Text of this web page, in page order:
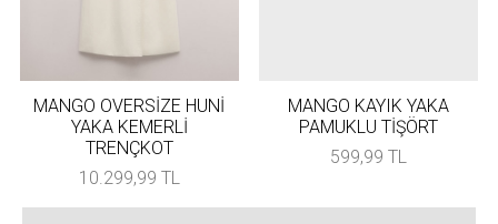
MANGO OVERSİZE HUNİ
YAKA KEMERLİ
TRENÇKOT
10.299,99 TL
MANGO KAYIK YAKA
PAMUKLU TİŞÖRT
599,99 TL